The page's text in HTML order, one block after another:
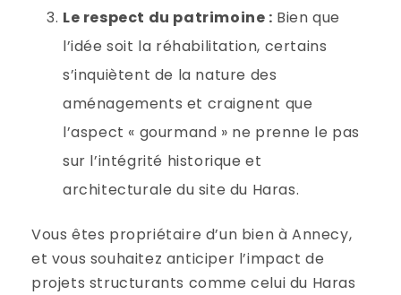
Le respect du patrimoine : Bien que
l’idée soit la réhabilitation, certains
s’inquiètent de la nature des
aménagements et craignent que
l’aspect « gourmand » ne prenne le pas
sur l’intégrité historique et
architecturale du site du Haras.
Vous êtes propriétaire d’un bien à Annecy,
et vous souhaitez anticiper l’impact de
projets structurants comme celui du Haras